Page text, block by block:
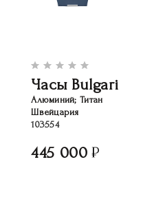
Часы Bulgari
Алюминий; Титан
Швейцария
103554
445 000